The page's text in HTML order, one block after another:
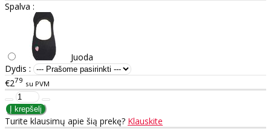
Spalva :
Juoda
Dydis :
€279 su PVM
Turite klausimų apie šią prekę? Klauskite